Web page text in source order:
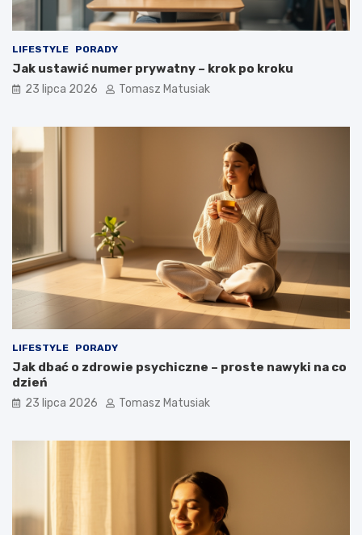
LIFESTYLE PORADY
Jak ustawić numer prywatny – krok po kroku
23 lipca 2026 Tomasz Matusiak
LIFESTYLE PORADY
Jak dbać o zdrowie psychiczne – proste nawyki na co
dzień
23 lipca 2026 Tomasz Matusiak